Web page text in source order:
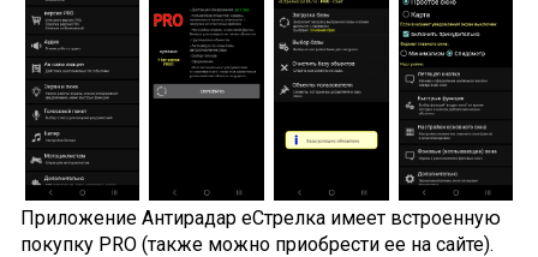
Приложение Антирадар еСтрелка имеет встроенную
покупку PRO (также можно приобрести ее на сайте).